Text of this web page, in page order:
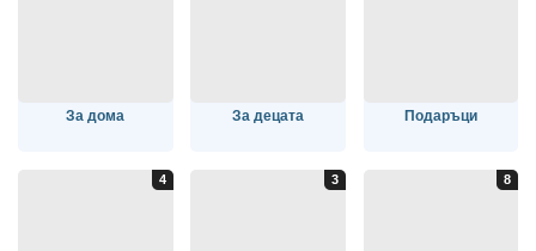
За дома За децата Подаръци